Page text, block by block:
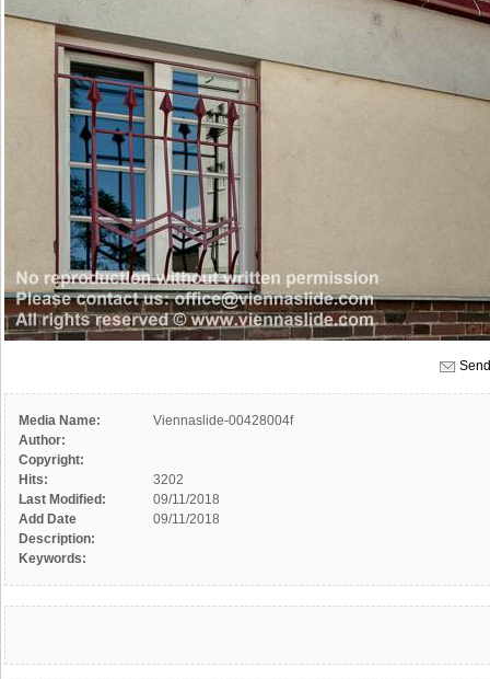
Media Name:
Viennaslide-00428004f
Author:
Copyright:
Hits:
3202
Last Modified:
09/11/2018
Add Date
09/11/2018
Description:
Keywords: